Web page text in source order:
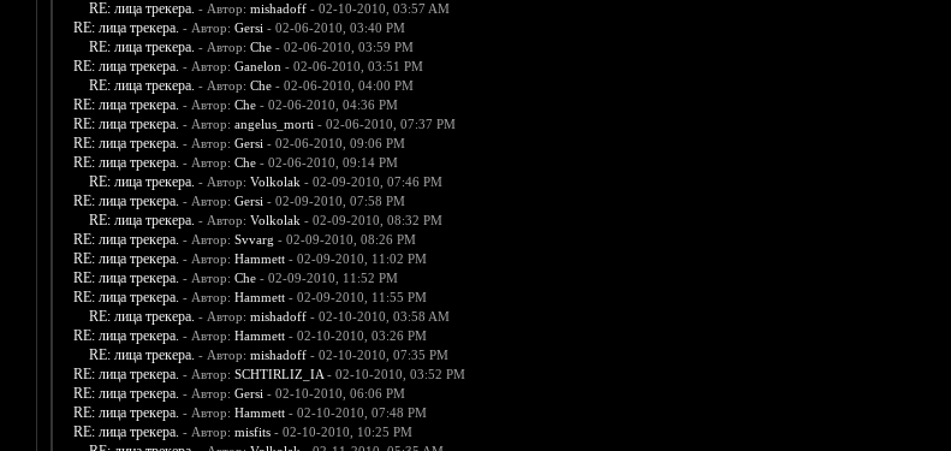
RE: лица трекера. - Автор: mishadoff- 02-10-2010, 03:57 AM
RE: лица трекера. - Автор: Gersi - 02-06-2010, 03:40 PM
RE: лица трекера. - Автор: Che- 02-06-2010, 03:59 PM
RE: лица трекера. - Автор: Ganelon - 02-06-2010, 03:51 PM
RE: лица трекера. - Автор: Che- 02-06-2010, 04:00 PM
RE: лица трекера. - Автор: Che- 02-06-2010, 04:36 PM
RE: лица трекера. - Автор: angelus_morti - 02-06-2010, 07:37 PM
RE: лица трекера. - Автор: Gersi - 02-06-2010, 09:06 PM
RE: лица трекера. - Автор: Che- 02-06-2010, 09:14 PM
RE: лица трекера. - Автор: Volkolak - 02-09-2010, 07:46 PM
RE: лица трекера. - Автор: Gersi - 02-09-2010, 07:58 PM
RE: лица трекера. - Автор: Volkolak - 02-09-2010, 08:32 PM
RE: лица трекера. - Автор: Svvarg - 02-09-2010, 08:26 PM
RE: лица трекера. - Автор: Hammett- 02-09-2010, 11:02 PM
RE: лица трекера. - Автор: Che- 02-09-2010, 11:52 PM
RE: лица трекера. - Автор: Hammett- 02-09-2010, 11:55 PM
RE: лица трекера. - Автор: mishadoff- 02-10-2010, 03:58 AM
RE: лица трекера. - Автор: Hammett- 02-10-2010, 03:26 PM
RE: лица трекера. - Автор: mishadoff- 02-10-2010, 07:35 PM
RE: лица трекера. - Автор: SCHTIRLIZ_IA- 02-10-2010, 03:52 PM
RE: лица трекера. - Автор: Gersi - 02-10-2010, 06:06 PM
RE: лица трекера. - Автор: Hammett- 02-10-2010, 07:48 PM
RE: лица трекера. - Автор: misfits- 02-10-2010, 10:25 PM